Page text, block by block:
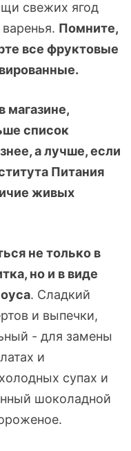
свежих ягод
Помните,
все фруктовые
магазине,
список
а лучше, если
Питания
живых
не только в
но и в виде
. Сладкий
и выпечки,
- для замены
и
супах и
шоколадной